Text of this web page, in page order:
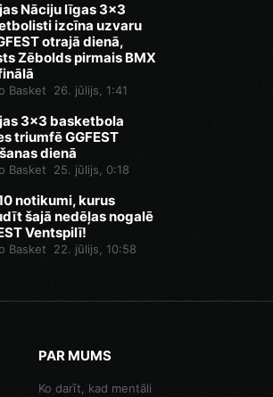
Nāciju līgas 3x3
izcīna uzvaru
otrajā dienā,
Zēbolds pirmais BMX
Basket 26. jūlijs, 1:41
3x3 basketbola
triumfē GGFEST
dienā
Basket 25. jūlijs, 0:18
notikumi, kurus
šajā nedēļas nogalē
Ventspilī!
Basket 22. jūlijs, 10:58
PAR MUMS
Ko darīt, kad mentāli